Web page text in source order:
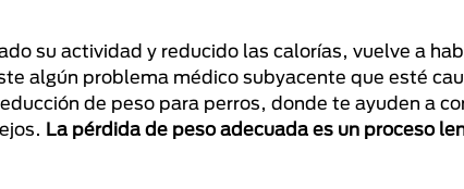
su actividad y reducido las calorías, vuelve a
algún problema médico subyacente que esté
de peso para perros, donde te ayuden a
La pérdida de peso adecuada es un proceso